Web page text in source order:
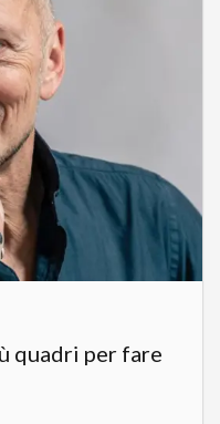
quadri per fare